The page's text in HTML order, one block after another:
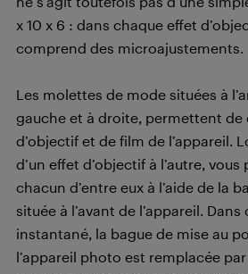
x 10 x 6 : dans chaque effet
comprend des microajustements.
Les molettes de mode situées à
gauche et à droite, permettent de
d’objectif et de film de l’appareil.
d’un effet d’objectif à l’autre,
chacun d’entre eux à l’aide de la
située à l’avant de l’appareil.
instantané, la bague de mise au
l’appareil photo est remplacée